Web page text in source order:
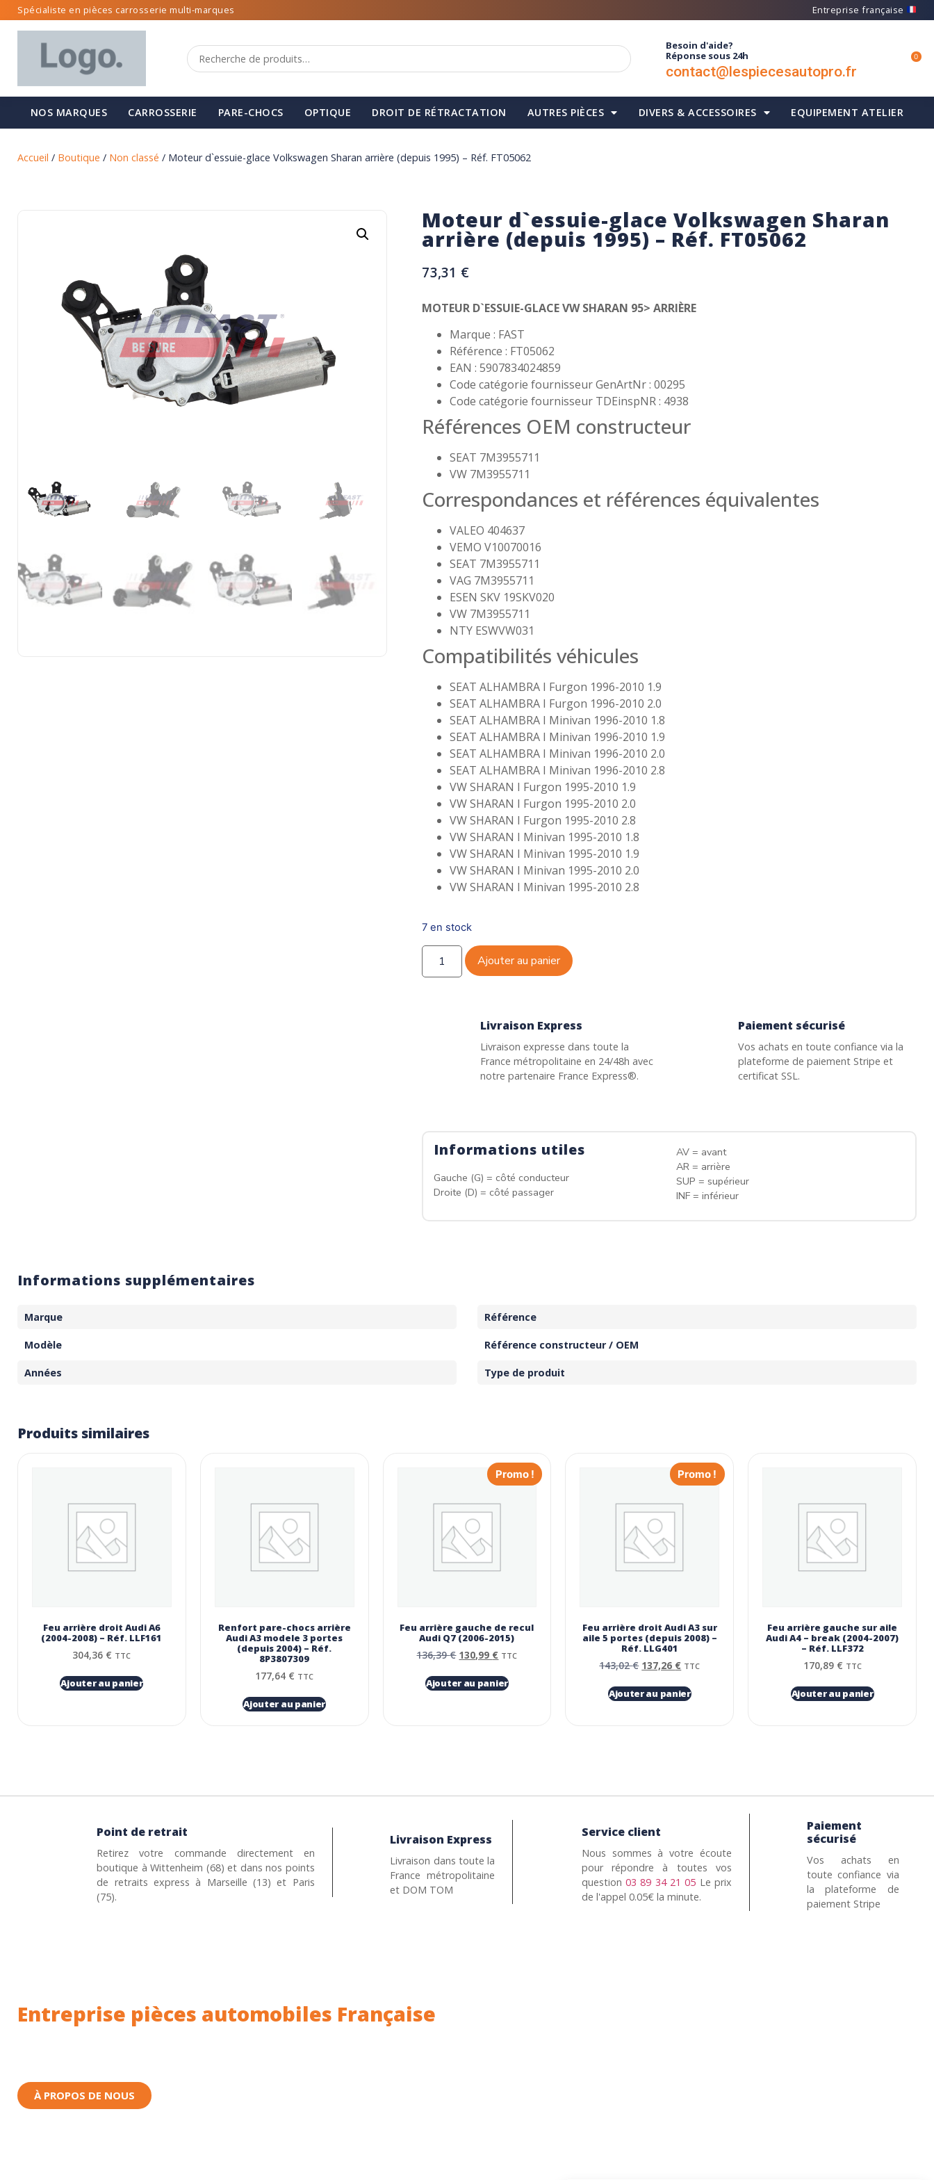
Spécialiste en pièces carrosserie multi-marques Entreprise française
Besoin d'aide?
Réponse sous 24h
contact@lespiecesautopro.fr
0
NOS MARQUES CARROSSERIE PARE-CHOCS OPTIQUE DROIT DE RÉTRACTATION AUTRES PIÈCES DIVERS & ACCESSOIRES EQUIPEMENT ATELIER
Accueil / Boutique / Non classé / Moteur d`essuie-glace Volkswagen Sharan arrière (depuis 1995) – Réf. FT05062
Moteur d`essuie-glace Volkswagen Sharan
arrière (depuis 1995) – Réf. FT05062
73,31 €
MOTEUR D`ESSUIE-GLACE VW SHARAN 95> ARRIÈRE
Marque : FAST
Référence : FT05062
EAN : 5907834024859
Code catégorie fournisseur GenArtNr : 00295
Code catégorie fournisseur TDEinspNR : 4938
Références OEM constructeur
SEAT 7M3955711
VW 7M3955711
Correspondances et références équivalentes
VALEO 404637
VEMO V10070016
SEAT 7M3955711
VAG 7M3955711
ESEN SKV 19SKV020
VW 7M3955711
NTY ESWVW031
Compatibilités véhicules
SEAT ALHAMBRA I Furgon 1996-2010 1.9
SEAT ALHAMBRA I Furgon 1996-2010 2.0
SEAT ALHAMBRA I Minivan 1996-2010 1.8
SEAT ALHAMBRA I Minivan 1996-2010 1.9
SEAT ALHAMBRA I Minivan 1996-2010 2.0
SEAT ALHAMBRA I Minivan 1996-2010 2.8
VW SHARAN I Furgon 1995-2010 1.9
VW SHARAN I Furgon 1995-2010 2.0
VW SHARAN I Furgon 1995-2010 2.8
VW SHARAN I Minivan 1995-2010 1.8
VW SHARAN I Minivan 1995-2010 1.9
VW SHARAN I Minivan 1995-2010 2.0
VW SHARAN I Minivan 1995-2010 2.8
7 en stock
Ajouter au panier
Livraison Express
Livraison expresse dans toute la
France métropolitaine en 24/48h avec
notre partenaire France Express®.
Paiement sécurisé
Vos achats en toute confiance via la
plateforme de paiement Stripe et
certificat SSL.
Informations utiles
Gauche (G) = côté conducteur
Droite (D) = côté passager
AV = avant
AR = arrière
SUP = supérieur
INF = inférieur
Informations supplémentaires
Marque Référence
Modèle Référence constructeur / OEM
Années Type de produit
Produits similaires
Feu arrière droit Audi A6
(2004-2008) – Réf. LLF161
304,36 € TTC
Ajouter au panier
Renfort pare-chocs arrière
Audi A3 modele 3 portes
(depuis 2004) – Réf.
8P3807309
177,64 € TTC
Ajouter au panier
Promo !
Feu arrière gauche de recul
Audi Q7 (2006-2015)
136,39€ 130,99 € TTC
Ajouter au panier
Promo !
Feu arrière droit Audi A3 sur
aile 5 portes (depuis 2008) –
Réf. LLG401
143,02€ 137,26 € TTC
Ajouter au panier
Feu arrière gauche sur aile
Audi A4 – break (2004-2007)
– Réf. LLF372
170,89 € TTC
Ajouter au panier
Point de retrait
Retirez votre commande directement en
boutique à Wittenheim (68) et dans nos points
de retraits express à Marseille (13) et Paris
(75).
Livraison Express
Livraison dans toute la
France métropolitaine
et DOM TOM
Service client
Nous sommes à votre écoute
pour répondre à toutes vos
question03 89 34 21 05 Le prix
de l'appel 0.05€ la minute.
Paiement
sécurisé
Vos achats en
toute confiance via
la plateforme de
paiement Stripe
Entreprise pièces automobiles Française
À PROPOS DE NOUS